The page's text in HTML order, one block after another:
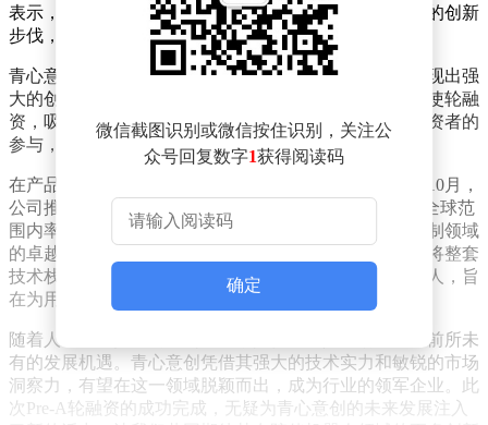
表示，通过此次融资，公司将加速推进陪伴机器人领域的创新
步伐，为用户带来更加智能、贴心的产品体验。
青心意创的核心团队组建于2024年初，自成立以来便展现出强
大的创新能力和市场洞察力。此前，公司已成功完成天使轮融
资，吸引了初心资本、乐朴资本及多位科技领域个人投资者的
参与，为公司的初期发展奠定了坚实基础。
在产品研发方面，青心意创始终走在行业前列。2024年10月，
公司推出了通用具身人形机器人“ORCA”，该机器人在全球范
围内率先实现了直膝行走，展现了公司在机器人运动控制领域
的卓越技术实力。基于这一技术基座，青心意创进一步将整套
技术栈下沉，开发出首款针对情绪陪伴场景的小型机器人，旨
在为用户提供更加个性化、情感化的陪伴服务。
随着人工智能技术的不断发展，陪伴机器人市场正迎来前所未
有的发展机遇。青心意创凭借其强大的技术实力和敏锐的市场
洞察力，有望在这一领域脱颖而出，成为行业的领军企业。此
次Pre-A轮融资的成功完成，无疑为青心意创的未来发展注入
微信截图识别或微信按住识别，关注公
众号回复数字1获得阅读码
确定